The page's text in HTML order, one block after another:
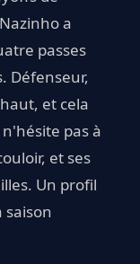
a
passes
Défenseur,
et cela
pas à
et ses
Un profil
saison